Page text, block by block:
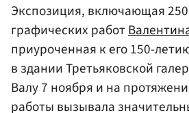
Экспозиция, включающая
графических работ
приуроченная к его 150-
в здании Третьяковской
Валу 7 ноября и на
работы вызывала